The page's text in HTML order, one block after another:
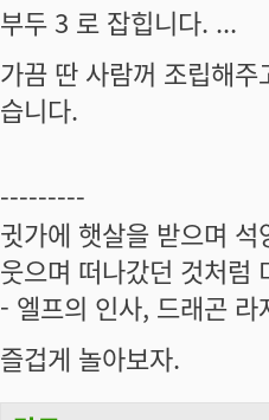
부두 3 로 잡힙니다. ...
가끔 딴 사람꺼 조립해
습니다.
---------
귓가에 햇살을 받으며
웃으며 떠나갔던 것처럼
- 엘프의 인사, 드래곤 라
즐겁게 놀아보자.